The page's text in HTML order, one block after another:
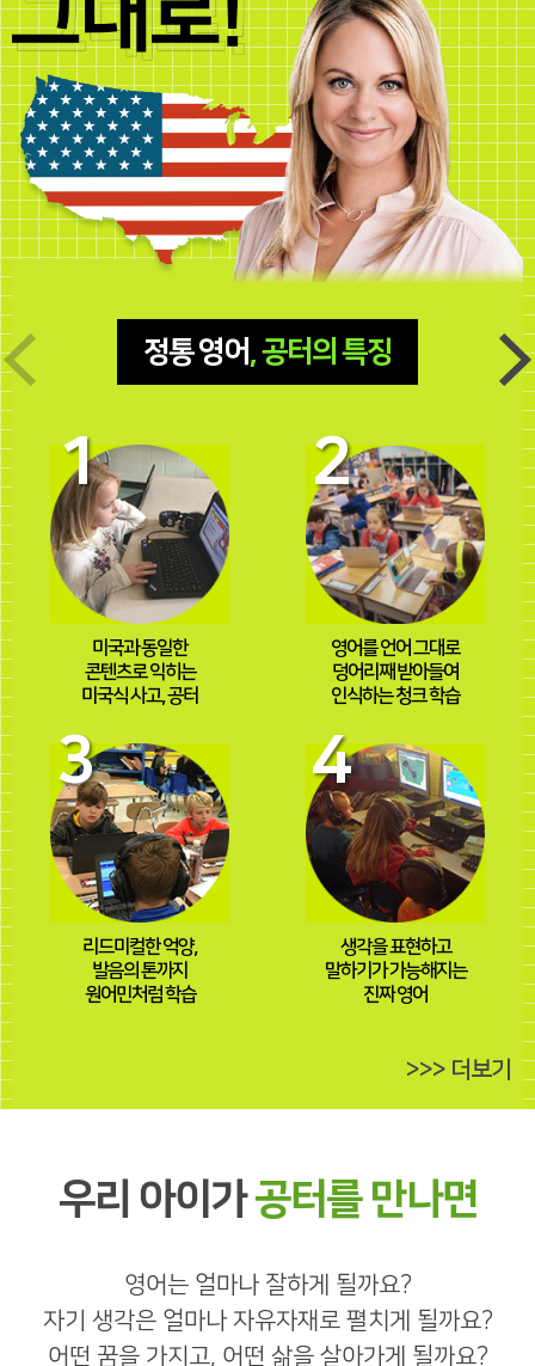
정통 영어, 공터의 특징
1
미국과 동일한
콘텐츠로 익히는
미국식 사고, 공터
2
영어를 언어 그대로
덩어리째 받아들여
인식하는 청크 학습
3
리드미컬한 억양,
발음의 톤까지
원어민처럼 학습
4
생각을 표현하고
말하기가 가능해지는
진짜 영어
>>> 더보기
우리 아이가공터를 만나면
영어는 얼마나 잘하게 될까요?
자기 생각은 얼마나 자유자재로 펼치게 될까요?
어떤 꿈을 가지고, 어떤 삶을 살아가게 될까요?